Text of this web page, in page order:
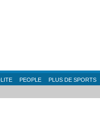
PEOPLE PLUS DE SPORTS